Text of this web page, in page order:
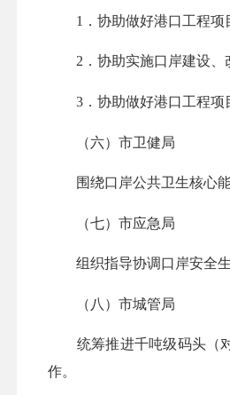
1．协助做好港口工程项目
2．协助实施口岸建设、改
3．协助做好港口工程项目
（六）市卫健局
围绕口岸公共卫生核心能
（七）市应急局
组织指导协调口岸安全生
（八）市城管局
统筹推进千吨级码头（对
作。